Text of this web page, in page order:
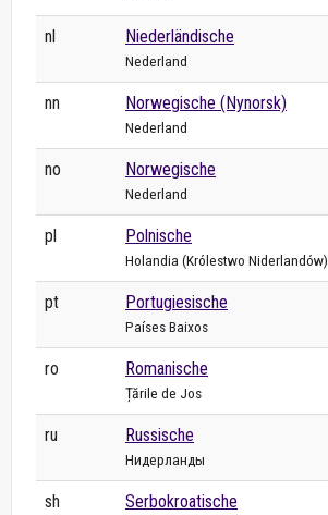
nl Niederländische
Nederland
nn Norwegische (Nynorsk)
Nederland
no Norwegische
Nederland
pl Polnische
Holandia (Królestwo Niderlandów)
pt Portugiesische
Países Baixos
ro Romanische
Țările de Jos
ru Russische
Нидерланды
sh Serbokroatische